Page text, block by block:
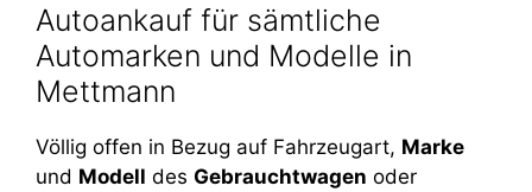
Autoankauf für sämtliche
Automarken und Modelle in
Mettmann
Völlig offen in Bezug auf Fahrzeugart, Marke
und Modell des Gebrauchtwagen oder